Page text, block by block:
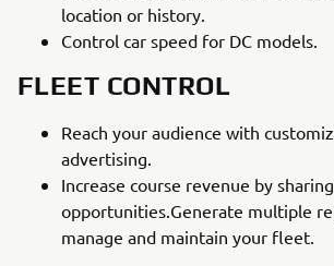
location or history.
Control car speed for DC models.
FLEET CONTROL
Reach your audience with
advertising.
Increase course revenue by
opportunities.Generate multiple
manage and maintain your fleet.